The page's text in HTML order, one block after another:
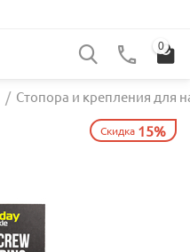
0
/ Стопора и крепления для
Скидка 15%